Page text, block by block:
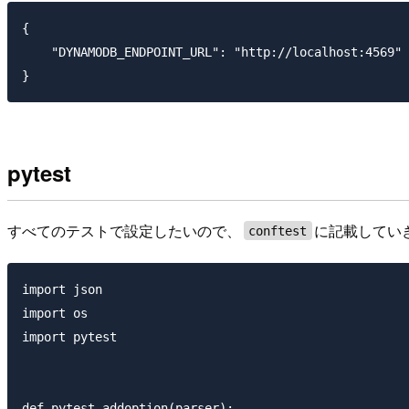
{
    "DYNAMODB_ENDPOINT_URL": "http://localhost:4569"
pytest
すべてのテストで設定したいので、 conftest に記載してい
import json
import os
import pytest